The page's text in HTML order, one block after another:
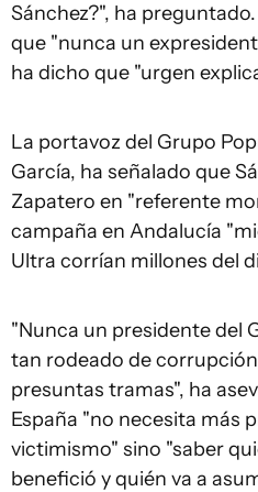
Sánchez?", ha
que "nunca un
ha dicho que "urgen
La portavoz del Grupo
García, ha señalado que
Zapatero en "referente
campaña en Andalucía
Ultra corrían millones del
"Nunca un presidente del
tan rodeado de
presuntas tramas", ha
España "no necesita más
victimismo" sino "saber
benefició y quién va a